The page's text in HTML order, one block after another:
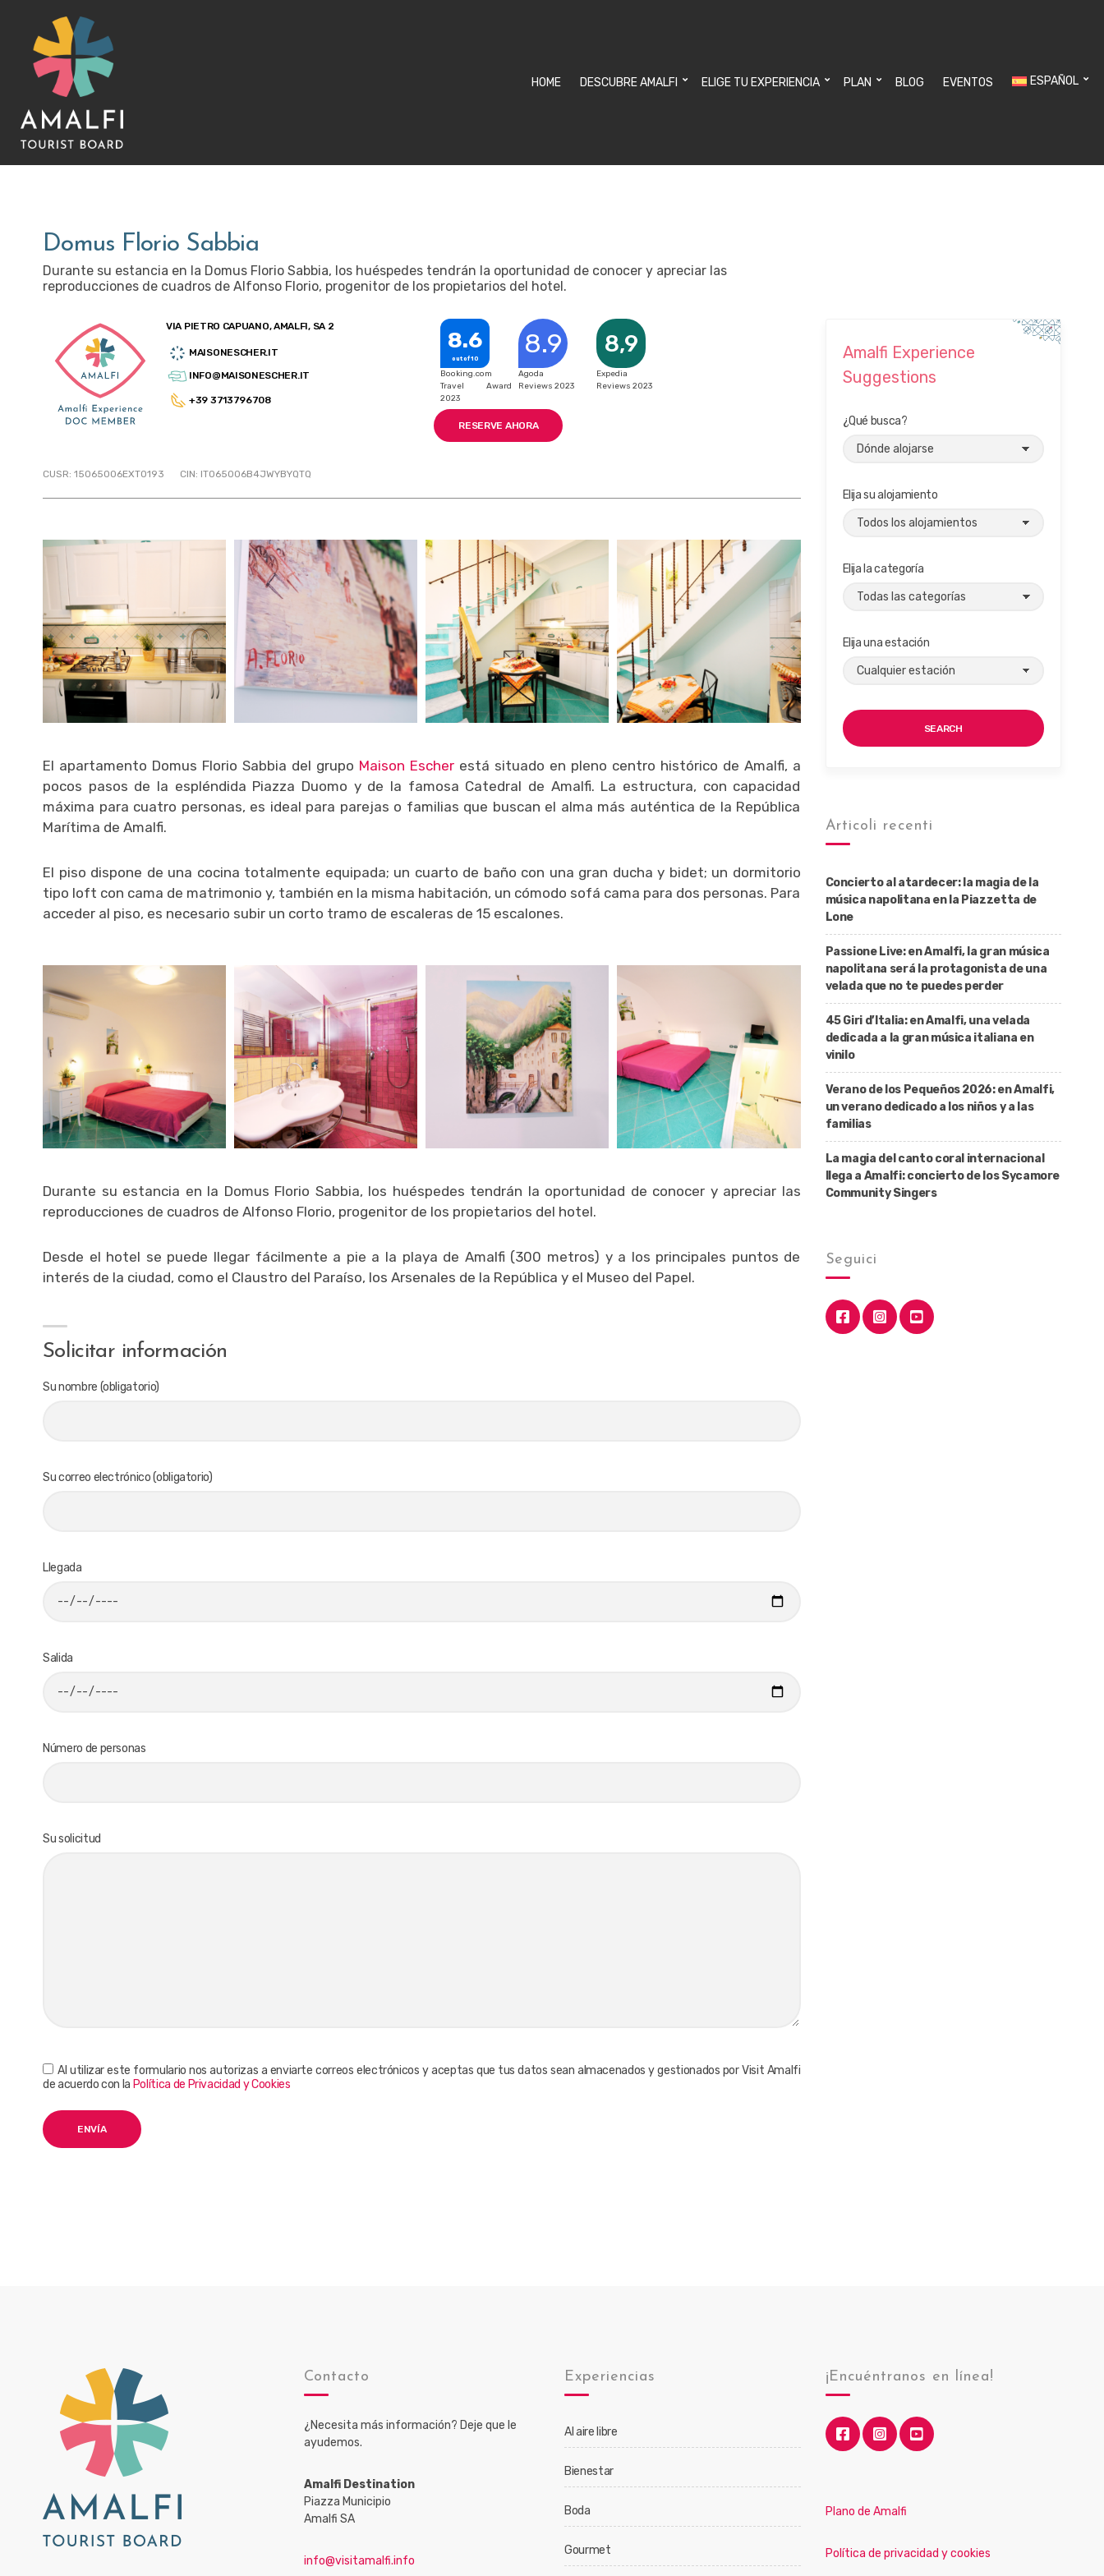
HOME DESCUBRE AMALFI ELIGE TU EXPERIENCIA PLAN BLOG EVENTOS ESPAÑOL
Domus Florio Sabbia
Durante su estancia en la Domus Florio Sabbia, los huéspedes tendrán la oportunidad de conocer y apreciar las
reproducciones de cuadros de Alfonso Florio, progenitor de los propietarios del hotel.
VIA PIETRO CAPUANO, AMALFI, SA 2
MAISONESCHER.IT
INFO@MAISONESCHER.IT
+39 3713796708
8.6
out of 10
Booking.com
Travel Award
2023
8.9
Agoda
Reviews 2023
8,9
Expedia
Reviews 2023
RESERVE AHORA
CUSR: 15065006EXT0193 CIN: IT065006B4JWYBYQTQ
El apartamento Domus Florio Sabbia del grupo Maison Escherestá situado en pleno centro histórico de Amalfi, a
pocos pasos de la espléndida Piazza Duomo y de la famosa Catedral de Amalfi. La estructura, con capacidad
máxima para cuatro personas, es ideal para parejas o familias que buscan el alma más auténtica de la República
Marítima de Amalfi.
El piso dispone de una cocina totalmente equipada; un cuarto de baño con una gran ducha y bidet; un dormitorio
tipo loft con cama de matrimonio y, también en la misma habitación, un cómodo sofá cama para dos personas. Para
acceder al piso, es necesario subir un corto tramo de escaleras de 15 escalones.
Durante su estancia en la Domus Florio Sabbia, los huéspedes tendrán la oportunidad de conocer y apreciar las
reproducciones de cuadros de Alfonso Florio, progenitor de los propietarios del hotel.
Desde el hotel se puede llegar fácilmente a pie a la playa de Amalfi (300 metros) y a los principales puntos de
interés de la ciudad, como el Claustro del Paraíso, los Arsenales de la República y el Museo del Papel.
Solicitar información
Su nombre (obligatorio)
Su correo electrónico (obligatorio)
Llegada
Salida
Número de personas
Su solicitud
Al utilizar este formulario nos autorizas a enviarte correos electrónicos y aceptas que tus datos sean almacenados y gestionados por Visit Amalfi
de acuerdo con la Política de Privacidad y Cookies
Amalfi Experience
Suggestions
¿Qué busca?
Elija su alojamiento
Elija la categoría
Elija una estación
SEARCH
Articoli recenti
Concierto al atardecer: la magia de la
música napolitana en la Piazzetta de
Lone
Passione Live: en Amalfi, la gran música
napolitana será la protagonista de una
velada que no te puedes perder
45 Giri d’Italia: en Amalfi, una velada
dedicada a la gran música italiana en
vinilo
Verano de los Pequeños 2026: en Amalfi,
un verano dedicado a los niños y a las
familias
La magia del canto coral internacional
llega a Amalfi: concierto de los Sycamore
Community Singers
Seguici
Contacto
¿Necesita más información? Deje que le
ayudemos.
Amalfi Destination
Piazza Municipio
Amalfi SA
info@visitamalfi.info
Experiencias
Al aire libre
Bienestar
Boda
Gourmet
¡Encuéntranos en línea!
Plano de Amalfi
Política de privacidad y cookies